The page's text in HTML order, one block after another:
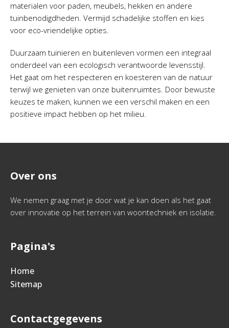
materialen voor paden, meubels, hekken en andere
tuinbenodigdheden. Vermijd schadelijke stoffen en kies
voor eco-vriendelijke opties.
Duurzaam tuinieren en buitenleven vormen een integraal
onderdeel van een ecologisch verantwoorde levensstijl.
Het gaat om het respecteren en koesteren van de natuur
terwijl we genieten van onze buitenruimtes. Door bewuste
keuzes te maken, kunnen we een verschil maken en een
positieve impact hebben op het milieu.
Over ons
We nemen graag met je door wat je kan doen als het gaat
over innovatie op het terrein van woontechniek en isolatie.
Pagina's
Home
Sitemap
Contactgegevens